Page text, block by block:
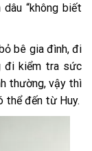
“không biết
bê gia đình, đi
đi kiểm tra sức
thường, vậy thì
thể đến từ Huy.